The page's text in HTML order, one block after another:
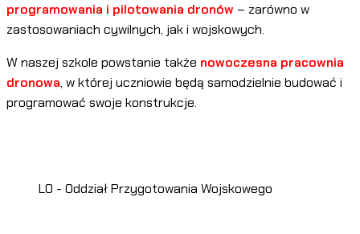
programowania i pilotowania dronów – zarówno w
zastosowaniach cywilnych, jak i wojskowych.
W naszej szkole powstanie także nowoczesna pracownia
dronowa, w której uczniowie będą samodzielnie budować i
programować swoje konstrukcje.
LO - Oddział Przygotowania Wojskowego